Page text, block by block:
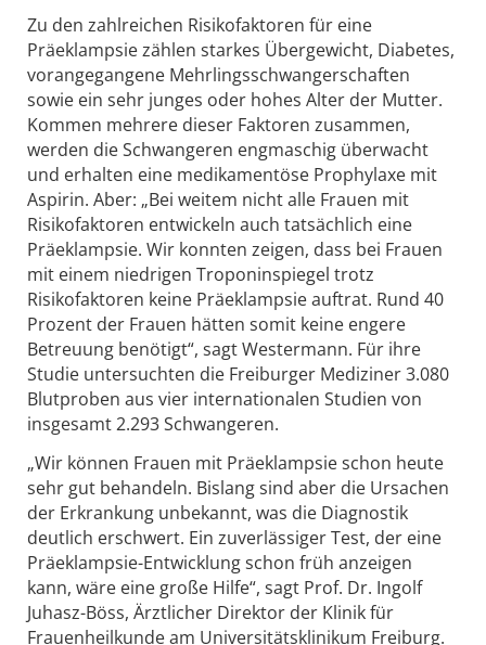
Zu den zahlreichen Risikofaktoren für eine
Präeklampsie zählen starkes Übergewicht, Diabetes,
vorangegangene Mehrlingsschwangerschaften
sowie ein sehr junges oder hohes Alter der Mutter.
Kommen mehrere dieser Faktoren zusammen,
werden die Schwangeren engmaschig überwacht
und erhalten eine medikamentöse Prophylaxe mit
Aspirin. Aber: „Bei weitem nicht alle Frauen mit
Risikofaktoren entwickeln auch tatsächlich eine
Präeklampsie. Wir konnten zeigen, dass bei Frauen
mit einem niedrigen Troponinspiegel trotz
Risikofaktoren keine Präeklampsie auftrat. Rund 40
Prozent der Frauen hätten somit keine engere
Betreuung benötigt“, sagt Westermann. Für ihre
Studie untersuchten die Freiburger Mediziner 3.080
Blutproben aus vier internationalen Studien von
insgesamt 2.293 Schwangeren.
„Wir können Frauen mit Präeklampsie schon heute
sehr gut behandeln. Bislang sind aber die Ursachen
der Erkrankung unbekannt, was die Diagnostik
deutlich erschwert. Ein zuverlässiger Test, der eine
Präeklampsie-Entwicklung schon früh anzeigen
kann, wäre eine große Hilfe“, sagt Prof. Dr. Ingolf
Juhasz-Böss, Ärztlicher Direktor der Klinik für
Frauenheilkunde am Universitätsklinikum Freiburg.